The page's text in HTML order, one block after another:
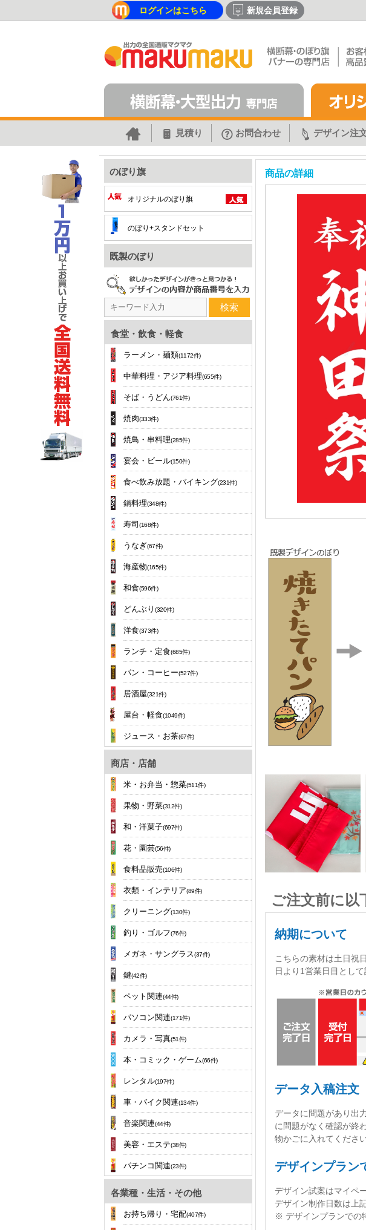
ログインはこちら 新規会員登録
見積り お問合わせ デザイン注
のぼり旗
オリジナルのぼり旗
のぼり+スタンドセット
既製のぼり
検索
食堂・飲食・軽食
ラーメン・麺類(1172件)
中華料理・アジア料理(655件)
そば・うどん(761件)
焼肉(333件)
焼鳥・串料理(285件)
宴会・ビール(150件)
食べ飲み放題・バイキング(231件)
鍋料理(348件)
寿司 (168件)
うなぎ(67件)
海産物(165件)
和食(596件)
どんぶり (320件)
洋食(373件)
ランチ・定食(685件)
パン・コーヒー(527件)
居酒屋(321件)
屋台・軽食(1049件)
ジュース・お茶(67件)
商店・店舗
米・お弁当・惣菜(511件)
果物・野菜(312件)
和・洋菓子(697件)
花・園芸(56件)
食料品販売(106件)
衣類・インテリア(89件)
クリーニング(130件)
釣り・ゴルフ(76件)
メガネ・サングラス(37件)
鍵(42件)
ペット関連(44件)
パソコン関連(171件)
カメラ・写真(51件)
本・コミック・ゲーム(66件)
レンタル(197件)
車・バイク関連(134件)
音楽関連(44件)
美容・エステ(38件)
パチンコ関連(23件)
各業種・生活・その他
お持ち帰り・宅配(407件)
商品の詳細
ご注文前に以
納期について
こちらの素材は土日祝
日より1営業日目として
データ入稿注文
データに問題があり出
に問題がなく確認が終
物かごに入れてください
デザインプラン
デザイン試案はマイペ
デザイン制作日数は上
※ デザインプランでの